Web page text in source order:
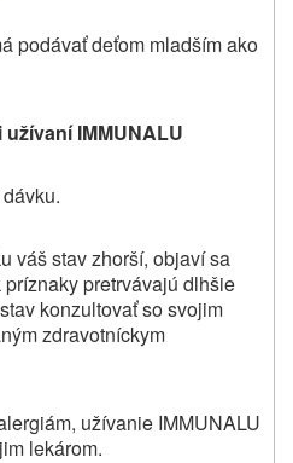
podávať deťom mladším ako
IMMUNALU
váš stav zhorší, objaví sa
pretrvávajú dlhšie
konzultovať so svojim
zdravotníckym
užívanie IMMUNALU
lekárom.